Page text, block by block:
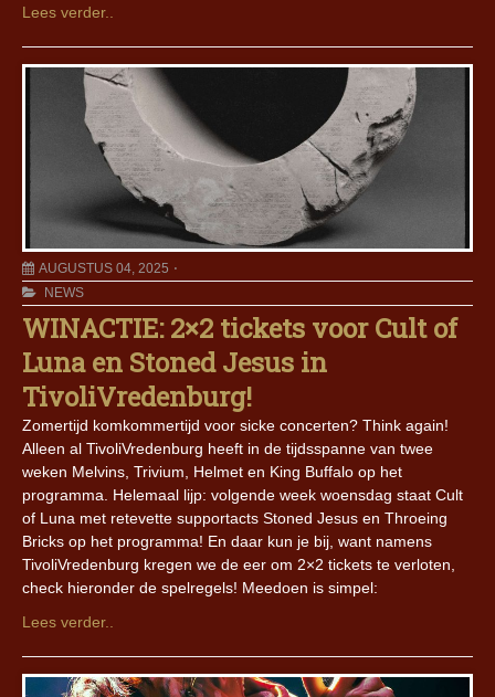
Lees verder..
AUGUSTUS 04, 2025
NEWS
WINACTIE: 2×2 tickets voor Cult of
Luna en Stoned Jesus in
TivoliVredenburg!
Zomertijd komkommertijd voor sicke concerten? Think again!
Alleen al TivoliVredenburg heeft in de tijdsspanne van twee
weken Melvins, Trivium, Helmet en King Buffalo op het
programma. Helemaal lijp: volgende week woensdag staat Cult
of Luna met retevette supportacts Stoned Jesus en Throeing
Bricks op het programma! En daar kun je bij, want namens
TivoliVredenburg kregen we de eer om 2×2 tickets te verloten,
check hieronder de spelregels! Meedoen is simpel:
Lees verder..